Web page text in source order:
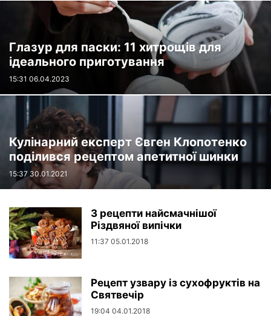
Глазур для паски: 11 хитрощів для
ідеального приготування
15:31 06.04.2023
Кулінарний експерт Євген Клопотенко
поділився рецептом апетитної шинки
15:37 30.01.2021
3 рецепти найсмачнішої
Різдвяної випічки
11:37 05.01.2018
Pецепт узвару із сухофруктів на
Святвечір
19:04 04.01.2018